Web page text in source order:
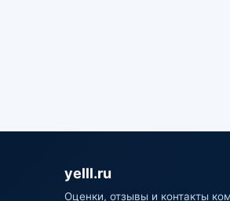
yelll.ru
Оценки, отзывы и контакты